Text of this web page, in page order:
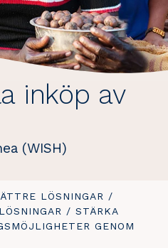
inköp av
(WISH)
LÖSNINGAR /
/ DU
ÄR
STÄRKA
GENOM